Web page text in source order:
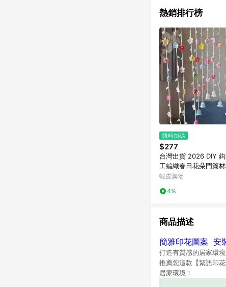
熱銷排行榜
限時加碼
$277
台灣出貨 2026 DIY
工編織春日花朵門簾
編織鉤針毛線門簾春日
蝦皮購物
4%
商品描述
簡雅印花圖案 安
打造有質感的居家環
推薦您這款【絜語印
居家環境！